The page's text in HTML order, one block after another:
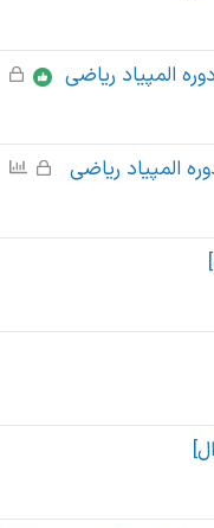
دق
د
المپیاد ریاضی
ق
ش
ن
المپیاد ریاضی